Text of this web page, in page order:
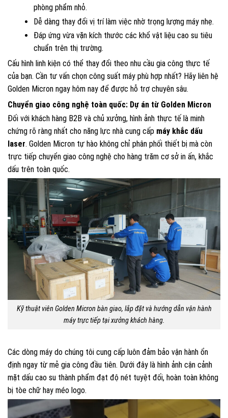
phòng phẩm nhỏ.
Dễ dàng thay đổi vị trí làm việc nhờ trọng lượng máy nhẹ.
Đáp ứng vừa vặn kích thước các khổ vật liệu cao su tiêu
chuẩn trên thị trường.
Cấu hình linh kiện có thể thay đổi theo nhu cầu gia công thực tế
của bạn. Cần tư vấn chọn công suất máy phù hợp nhất? Hãy liên hệ
Golden Micron ngay hôm nay để được hỗ trợ chuyên sâu.
Chuyển giao công nghệ toàn quốc: Dự án từ Golden Micron
Đối với khách hàng B2B và chủ xưởng, hình ảnh thực tế là minh
chứng rõ ràng nhất cho năng lực nhà cung cấp máy khắc dấu
laser. Golden Micron tự hào không chỉ phân phối thiết bị mà còn
trực tiếp chuyển giao công nghệ cho hàng trăm cơ sở in ấn, khắc
dấu trên toàn quốc.
Kỹ thuật viên Golden Micron bàn giao, lắp đặt và hướng dẫn vận hành
máy trực tiếp tại xưởng khách hàng.
Các dòng máy do chúng tôi cung cấp luôn đảm bảo vận hành ổn
định ngay từ mẻ gia công đầu tiên. Dưới đây là hình ảnh cận cảnh
mặt dấu cao su thành phẩm đạt độ nét tuyệt đối, hoàn toàn không
bị tòe chữ hay méo logo.